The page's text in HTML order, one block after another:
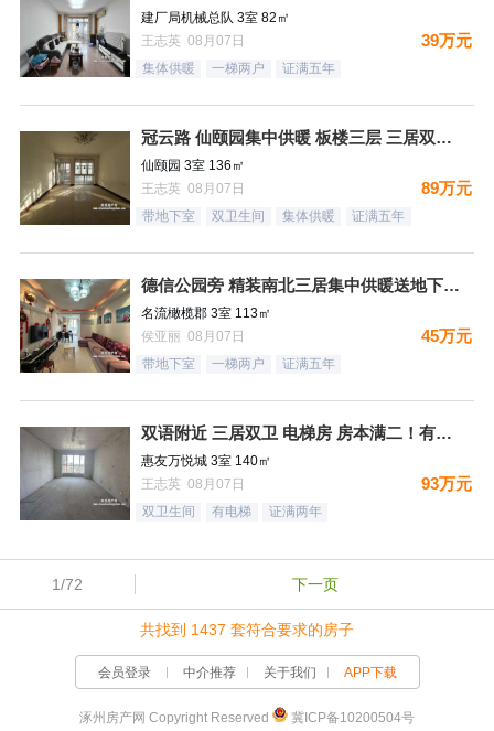
建厂局机械总队 3室 82㎡
王志英 08月07日
39万元
集体供暖 一梯两户 证满五年
冠云路 仙颐园集中供暖 板楼三层 三居双卫 集中供暖 ！送地
仙颐园 3室 136㎡
王志英 08月07日
89万元
带地下室 双卫生间 集体供暖 证满五年
德信公园旁 精装南北三居集中供暖送地下室 税费低
名流橄榄郡 3室 113㎡
侯亚丽 08月07日
45万元
带地下室 一梯两户 证满五年
双语附近 三居双卫 电梯房 房本满二！有钥匙
惠友万悦城 3室 140㎡
王志英 08月07日
93万元
双卫生间 有电梯 证满两年
1/72 下一页
共找到 1437 套符合要求的房子
会员登录 中介推荐 关于我们 APP下载
涿州房产网 Copyright Reserved 冀ICP备10200504号